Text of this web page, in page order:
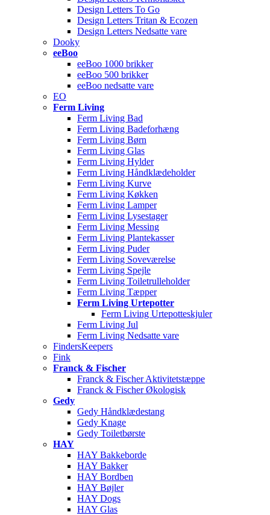
Design Letters To Go
Design Letters Tritan & Ecozen
Design Letters Nedsatte vare
Dooky
eeBoo
eeBoo 1000 brikker
eeBoo 500 brikker
eeBoo nedsatte vare
EO
Ferm Living
Ferm Living Bad
Ferm Living Badeforhæng
Ferm Living Børn
Ferm Living Glas
Ferm Living Hylder
Ferm Living Håndklædeholder
Ferm Living Kurve
Ferm Living Køkken
Ferm Living Lamper
Ferm Living Lysestager
Ferm Living Messing
Ferm Living Plantekasser
Ferm Living Puder
Ferm Living Soveværelse
Ferm Living Spejle
Ferm Living Toiletrulleholder
Ferm Living Tæpper
Ferm Living Urtepotter
Ferm Living Urtepotteskjuler
Ferm Living Jul
Ferm Living Nedsatte vare
FindersKeepers
Fink
Franck & Fischer
Franck & Fischer Aktivitetstæppe
Franck & Fischer Økologisk
Gedy
Gedy Håndklædestang
Gedy Knage
Gedy Toiletbørste
HAY
HAY Bakkeborde
HAY Bakker
HAY Bordben
HAY Bøjler
HAY Dogs
HAY Glas